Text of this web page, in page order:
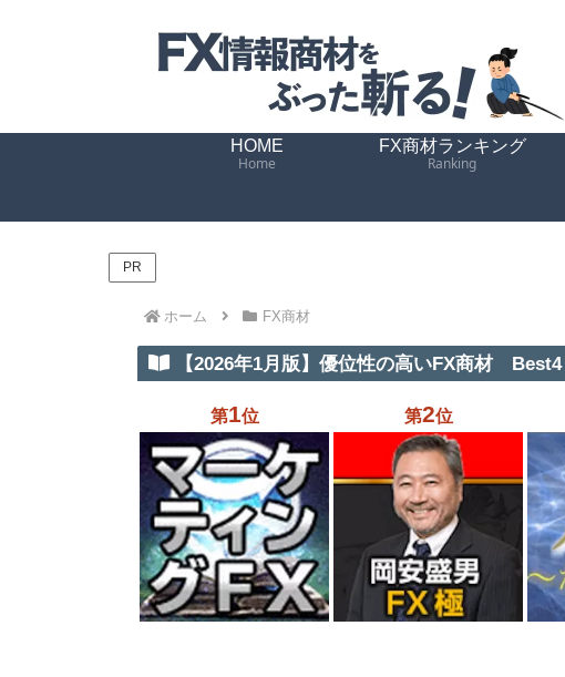
HOME
Home
FX商材ランキング
Ranking
PR
ホーム FX商材
【2026年1月版】優位性の高いFX商材 Best4
第1位 第2位